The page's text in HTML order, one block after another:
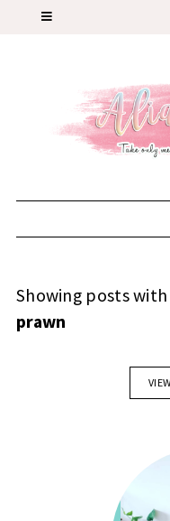
Showing posts
prawn